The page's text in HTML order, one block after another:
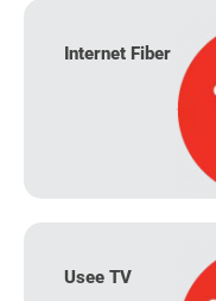
Internet Fiber
Usee TV